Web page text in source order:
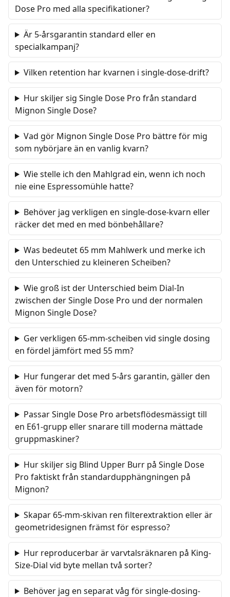
Dose Pro med alla specifikationer?
Är 5-årsgarantin standard eller en
specialkampanj?
Vilken retention har kvarnen i single-dose-drift?
Hur skiljer sig Single Dose Pro från standard
Mignon Single Dose?
Vad gör Mignon Single Dose Pro bättre för mig
som nybörjare än en vanlig kvarn?
Wie stelle ich den Mahlgrad ein, wenn ich noch
nie eine Espressomühle hatte?
Behöver jag verkligen en single-dose-kvarn eller
räcker det med en med bönbehållare?
Was bedeutet 65 mm Mahlwerk und merke ich
den Unterschied zu kleineren Scheiben?
Wie groß ist der Unterschied beim Dial-In
zwischen der Single Dose Pro und der normalen
Mignon Single Dose?
Ger verkligen 65-mm-scheiben vid single dosing
en fördel jämfört med 55 mm?
Hur fungerar det med 5-års garantin, gäller den
även för motorn?
Passar Single Dose Pro arbetsflödesmässigt till
en E61-grupp eller snarare till moderna mättade
gruppmaskiner?
Hur skiljer sig Blind Upper Burr på Single Dose
Pro faktiskt från standardupphängningen på
Mignon?
Skapar 65-mm-skivan ren filterextraktion eller är
geometridesignen främst för espresso?
Hur reproducerbar är varvtalsräknaren på King-
Size-Dial vid byte mellan två sorter?
Behöver jag en separat våg för single-dosing-